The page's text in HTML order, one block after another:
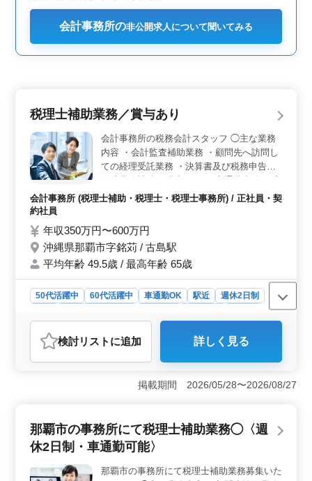
会計事務所の非公開求人について聞いてみる
税理士補助業務／賞与あり
会計事務所の税務会計スタッフ ◯主な業務
内容 ・会計監査補助業務 ・顧問先へ訪問し
ての経理受託業務 ・決算書及び税務申告書
作成業務補助 ＊賞与あり ＊交通費支給 ＊完
全週休2日制（土日祝休み） ＊年間休日121
活躍しています。
会計事務所 (税理士補助・税理士・税理士事務所) / 正社員・契
約社員
年収350万円〜600万円
沖縄県那覇市字銘苅 / 古島駅
平均年齢 49.5歳 / 最高年齢 65歳
50代活躍中 60代活躍中 車通勤OK 駅近
週休2日制
おすすめポイント
＜働きやすい勤務環境＞ 完全週休2日制（土日祝休み）
で、有給休暇も取得できます。基本的に残業なしのた
め、プライベートとの両立を重視しながら無理なく働け
します。会計事務所経験を活かしながら、税理士補助業
務にも携われるため、培った知識やスキルを発揮できま
支給で、通勤時の負担を抑えられます。賞与や社会保険
検討リスト に追加 詳しく見る
掲載期間 2026/05/28〜2026/08/27
那覇市の事務所にて税理士補助業務◯〈週
休2日制・車通勤可能〉
那覇市の事務所にて税理士補助業務募集いた